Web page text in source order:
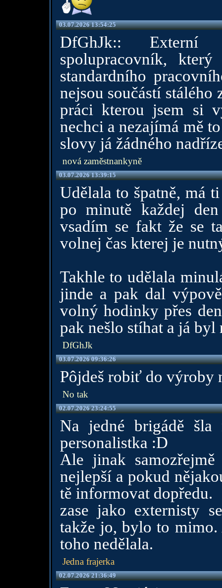
03.07.2026 13:54:25
DfGhJk:: Externí
spolupracovník,
standardního
nejsou součástí stálého
práci kterou jsem si
nechci a nezajímá mě
slovy já žádného
nová zaměstnankyně
03.07.2026 13:39:15
Udělala to špatně, má
po minutě každej
vsadím se fakt že se
volnej čas kterej je
Takhle to udělala
jinde a pak dal
volný hodinky přes
pak nešlo stíhat a já
DfGhJk
03.07.2026 09:36:26
Pôjdeš robiť do výroby
No tak
02.07.2026 23:24:55
Na jedné brigádě
personalistka :D
Ale jinak
nejlepší a pokud
tě informovat dopředu.
zase jako externisty
takže jo, bylo to mimo.
toho nedělala.
Jedna frajerka
02.07.2026 21:36:49